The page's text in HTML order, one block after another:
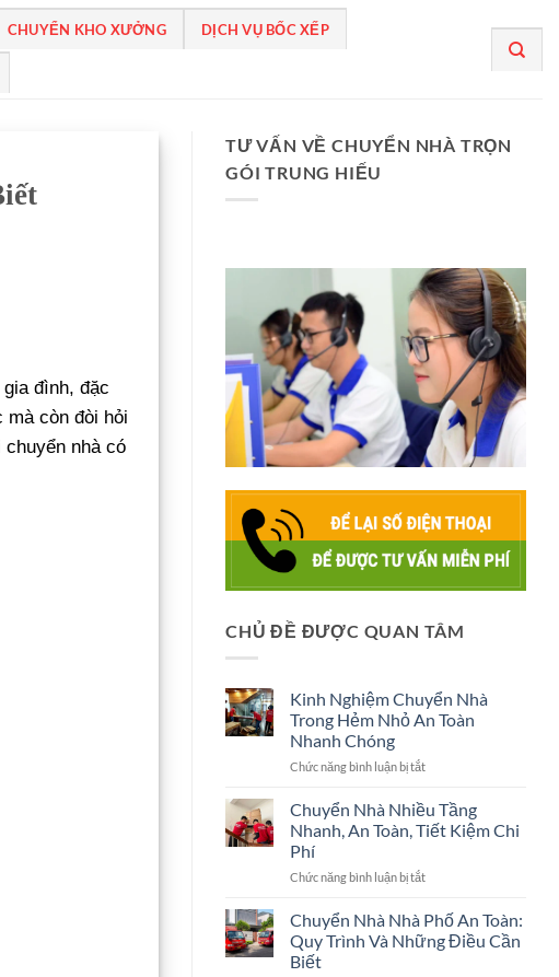
CHUYỂN KHO XƯỞNG DỊCH VỤ BỐC XẾP
đình, đặc
mà còn đòi hỏi
nhà có
TƯ VẤN VỀ CHUYỂN NHÀ TRỌN
GÓI TRUNG HIẾU
CHỦ ĐỀ ĐƯỢC QUAN TÂM
Kinh Nghiệm Chuyển Nhà
Trong Hẻm Nhỏ An Toàn
Nhanh Chóng
Chức năng bình luận bị tắtở
Nghiệm
Chuyển
Nhà
Hẻm
An
Nhanh
Chuyển Nhà Nhiều Tầng
Nhanh, An Toàn, Tiết Kiệm Chi
Phí
Chức năng bình luận bị tắtở
Nhà
Nhiều
Tầng
Chuyển Nhà Nhà Phố An Toàn:
Quy Trình Và Những Điều Cần
Biết